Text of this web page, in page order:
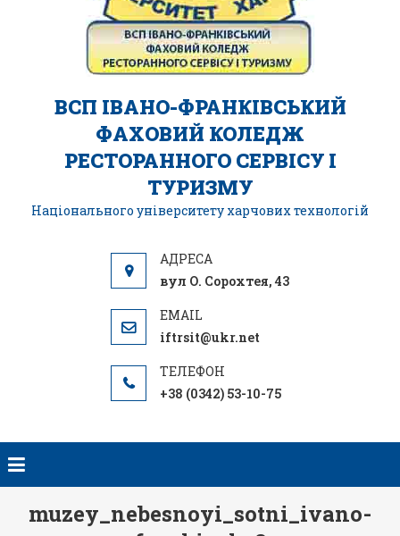
ВСП ІВАНО-ФРАНКІВСЬКИЙ
ФАХОВИЙ КОЛЕДЖ
РЕСТОРАННОГО СЕРВІСУ І
ТУРИЗМУ
Національного університету харчових технологій
вул О. Сорохтея, 43
iftrsit@ukr.net
+38 (0342) 53-10-75
muzey_nebesnoyi_sotni_ivano-